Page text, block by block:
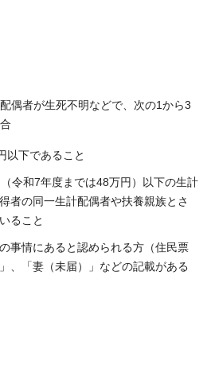
偶者が生死不明などで、次の1から3
以下であること
令和7年度までは48万円）以下の生計
者の同一生計配偶者や扶養親族とさ
ること
事情にあると認められる方（住民票
、「妻（未届）」などの記載がある